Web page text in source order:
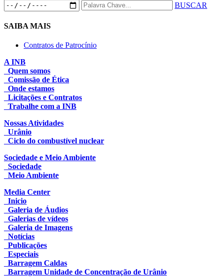
BUSCAR
SAIBA MAIS
Contratos de Patrocínio
A INB
Quem somos
Comissão de Ética
Onde estamos
Licitações e Contratos
Trabalhe com a INB
Nossas Atividades
Urânio
Ciclo do combustível nuclear
Sociedade e Meio Ambiente
Sociedade
Meio Ambiente
Media Center
Inicio
Galeria de Áudios
Galerias de vídeos
Galeria de Imagens
Notícias
Publicações
Especiais
Barragem Caldas
Barragem Unidade de Concentração de Urânio